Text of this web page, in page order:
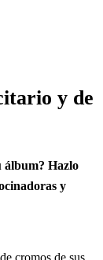
y de
álbum? Hazlo
y